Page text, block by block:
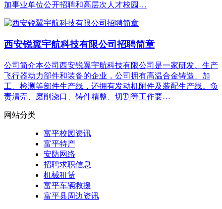
加事业单位公开招聘和高层次人才校园…
西安锐翼宇航科技有限公司招聘简章
公司简介本公司西安锐翼宇航科技有限公司是一家研发、生产
飞行器动力部件和装备的企业，公司拥有高温合金铸造、加
工、检测等部件生产线，还拥有发动机附件及装配生产线。负
责清壳、磨削浇口、铸件精整、切割等工作要…
网站分类
富平校园资讯
富平特产
安防网络
招聘求职信息
机械租赁
富平车辆救援
富平县周边资讯